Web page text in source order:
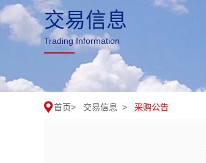
交易信息
Trading Information
首页> 交易信息 > 采购公告